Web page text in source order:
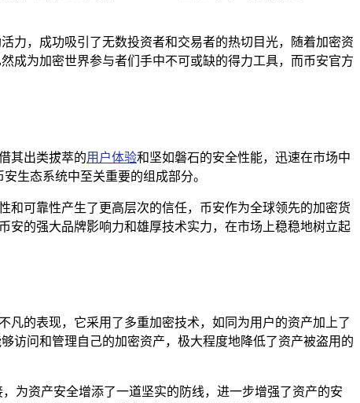
力，成功吸引了无数投资者和交易者的热切目光，随着加密资
成为加密世界参与者们手中不可或缺的得力工具，而币安官方
其出类拔萃的用户体验和坚如磐石的安全性能，迅速在市场中
生态系统中至关重要的组成部分。
和可靠性产生了更高层次的信任，币安作为全球领先的加密货
安的强大品牌影响力和雄厚技术实力，在市场上稳稳地树立起
凡的表现，它采用了多重加密技术，如同为用户的资产加上了
访问和管理自己的加密资产，极大程度地降低了资产被盗用的
为资产安全增添了一道坚实的防线，进一步增强了资产的安